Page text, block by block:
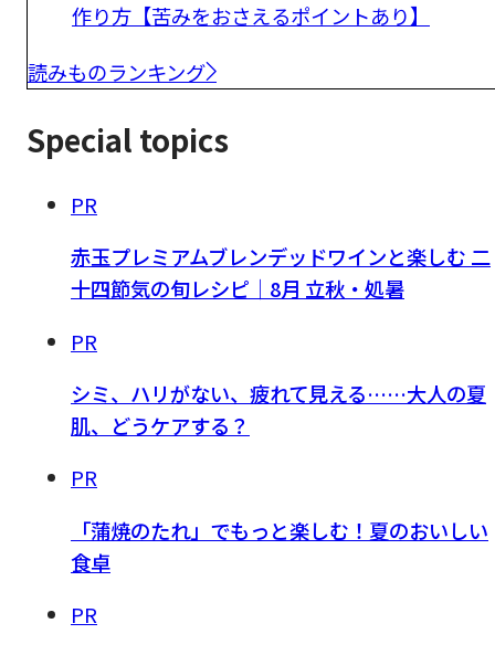
作り方【苦みをおさえるポイントあり】
読みものランキング
Special topics
PR
赤玉プレミアムブレンデッドワインと楽しむ 二
十四節気の旬レシピ｜8月 立秋・処暑
PR
シミ、ハリがない、疲れて見える……大人の夏
肌、どうケアする？
PR
「蒲焼のたれ」でもっと楽しむ！夏のおいしい
食卓
PR